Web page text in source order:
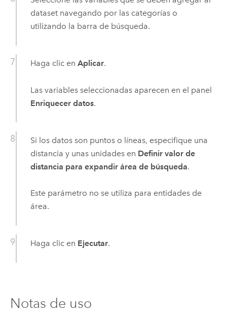
dataset navegando por las categorías o
utilizando la barra de búsqueda.
Haga clic en Aplicar.
Las variables seleccionadas aparecen en el panel
Enriquecer datos.
Si los datos son puntos o líneas, especifique una
distancia y unas unidades en Definir valor de
distancia para expandir área de búsqueda.
Este parámetro no se utiliza para entidades de
área.
Haga clic en Ejecutar.
Notas de uso